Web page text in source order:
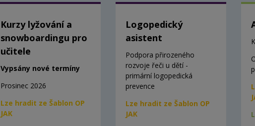
Kurzy lyžování a
snowboardingu pro
učitele
Vypsány nové termíny
Prosinec 2026
Lze hradit ze Šablon OP
JAK
Logopedický
asistent
Podpora přirozeného
rozvoje řeči u dětí -
primární logopedická
prevence
Lze hradit ze Šablon OP
JAK